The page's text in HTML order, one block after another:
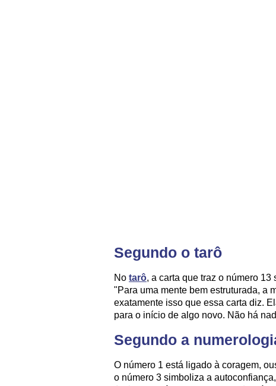
Segundo o tarô
No tarô, a carta que traz o número
"Para uma mente bem estruturada, a
exatamente isso que essa carta diz.
para o início de algo novo. Não há
Segundo a
O número 1 está ligado à coragem,
o número 3 simboliza a